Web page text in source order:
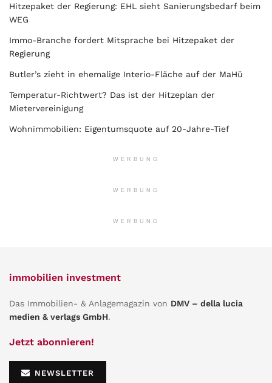
Hitzepaket der Regierung: EHL sieht Sanierungsbedarf beim
WEG
Immo-Branche fordert Mitsprache bei Hitzepaket der
Regierung
Butler’s zieht in ehemalige Interio-Fläche auf der MaHü
Temperatur-Richtwert? Das ist der Hitzeplan der
Mietervereinigung
Wohnimmobilien: Eigentumsquote auf 20-Jahre-Tief
WERBUNG
WERBUNG
WERBUNG
immobilien investment
Das Immobilien- & Anlagemagazin von DMV – della lucia
medien & verlags GmbH.
Jetzt abonnieren!
NEWSLETTER